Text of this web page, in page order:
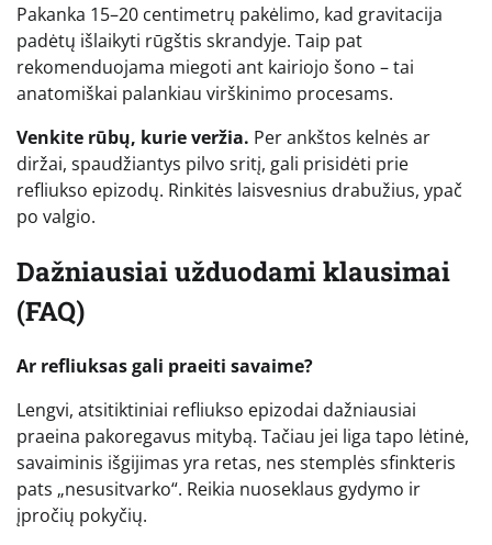
Pakanka 15–20 centimetrų pakėlimo, kad gravitacija
padėtų išlaikyti rūgštis skrandyje. Taip pat
rekomenduojama miegoti ant kairiojo šono – tai
anatomiškai palankiau virškinimo procesams.
Venkite rūbų, kurie veržia. Per ankštos kelnės ar
diržai, spaudžiantys pilvo sritį, gali prisidėti prie
refliukso epizodų. Rinkitės laisvesnius drabužius, ypač
po valgio.
Dažniausiai užduodami klausimai
(FAQ)
Ar refliuksas gali praeiti savaime?
Lengvi, atsitiktiniai refliukso epizodai dažniausiai
praeina pakoregavus mitybą. Tačiau jei liga tapo lėtinė,
savaiminis išgijimas yra retas, nes stemplės sfinkteris
pats „nesusitvarko“. Reikia nuoseklaus gydymo ir
įpročių pokyčių.